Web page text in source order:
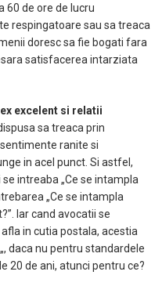
60 de ore de lucru
respingatoare sau sa treaca
doresc sa fie bogati fara
satisfacerea intarziata
excelent si relatii
sa treaca prin
ranite si
in acel punct. Si astfel,
intreaba „Ce se intampla
„Ce se intampla
Iar cand avocatii se
in cutia postala, acestia
daca nu pentru standardele
20 de ani, atunci pentru ce?